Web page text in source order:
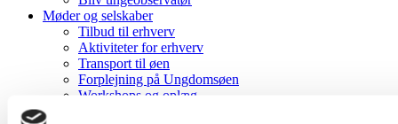
Møder og selskaber
Tilbud til erhverv
Aktiviteter for erhverv
Transport til øen
Forplejning på Ungdomsøen
Workshops og oplæg